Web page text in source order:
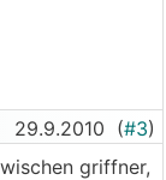
29.9.2010 (#3)
griffner,